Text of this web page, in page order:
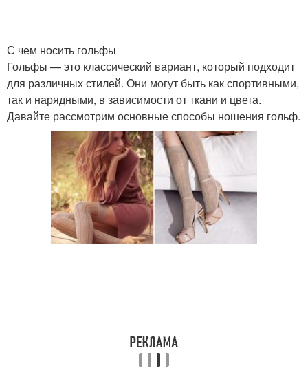
Стиль с бантами
Классические повязки Классический вариант
Романтический стиль Стили в одежде
С чем носить гольфы
Гольфы — это классический вариант, который подходит
для различных стилей. Они могут быть как спортивными,
так и нарядными, в зависимости от ткани и цвета.
Давайте рассмотрим основные способы ношения гольф.